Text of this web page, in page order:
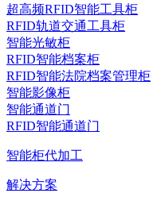
超高频RFID智能工具柜
RFID轨道交通工具柜
智能光敏柜
RFID智能档案柜
RFID智能法院档案管理柜
智能影像柜
智能通道门
RFID智能通道门
智能柜代加工
解决方案